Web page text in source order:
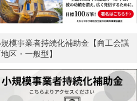
模事業者持続化補助金【商工会議
区・一般型】